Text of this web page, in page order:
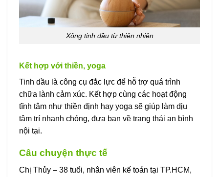
Xông tinh dầu từ thiên nhiên
Kết hợp với thiền, yoga
Tinh dầu là công cụ đắc lực để hỗ trợ quá trình
chữa lành cảm xúc. Kết hợp cùng các hoạt động
tĩnh tâm như thiền định hay yoga sẽ giúp làm dịu
tâm trí nhanh chóng, đưa bạn về trạng thái an bình
nội tại.
Câu chuyện thực tế
Chị Thủy – 38 tuổi, nhân viên kế toán tại TP.HCM,